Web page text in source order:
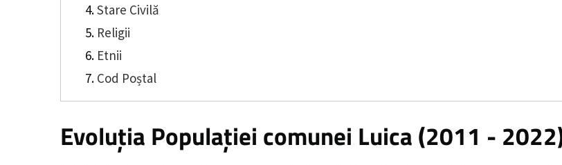
Stare Civilă
Religii
Etnii
Cod Poștal
Evoluția Populației comunei Luica (2011 -